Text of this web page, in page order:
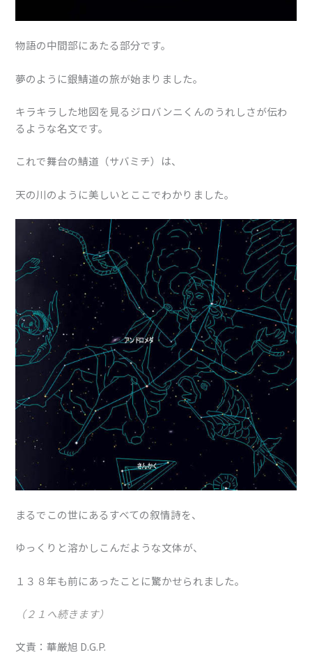
物語の中間部にあたる部分です。
夢のように銀鯖道の旅が始まりました。
キラキラした地図を見るジロバンニくんのうれしさが伝わ
るような名文です。
これで舞台の鯖道（サバミチ）は、
天の川のように美しいとここでわかりました。
まるでこの世にあるすべての叙情詩を、
ゆっくりと溶かしこんだような文体が、
１３８年も前にあったことに驚かせられました。
（２１へ続きます）
文責：華厳旭 D.G.P.